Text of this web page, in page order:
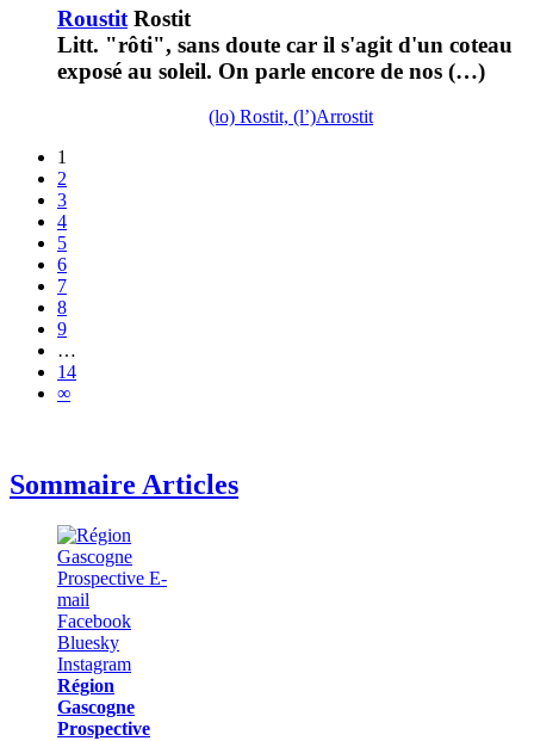
Roustit Rostit
Litt. "rôti", sans doute car il s'agit d'un coteau
exposé au soleil. On parle encore de nos (…)
(lo) Rostit, (l’)Arrostit
1
2
3
4
5
6
7
8
9
…
14
∞
Sommaire Articles
Région
Gascogne
Prospective